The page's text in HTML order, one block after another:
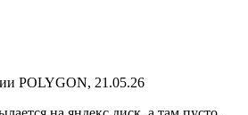
POLYGON, 21.05.26